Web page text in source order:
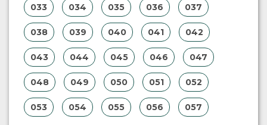
033 034 035 036 037
038 039 040 041 042
043 044 045 046 047
048 049 050 051 052
053 054 055 056 057